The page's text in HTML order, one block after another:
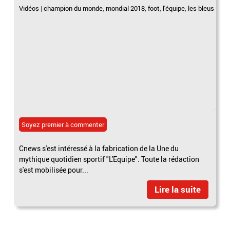
Vidéos |champion du monde, mondial 2018,foot, l'équipe, les bleus
Soyez premier à commenter
Cnews s'est intéressé à la fabrication de la Une du
mythique quotidien sportif "L'Equipe". Toute la rédaction
s'est mobilisée pour...
Lire la suite